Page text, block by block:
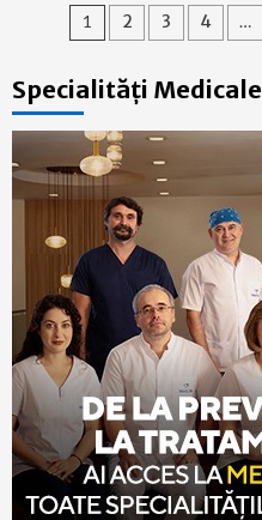
Paginație
1 2 3 4 …
Specialități Medicale